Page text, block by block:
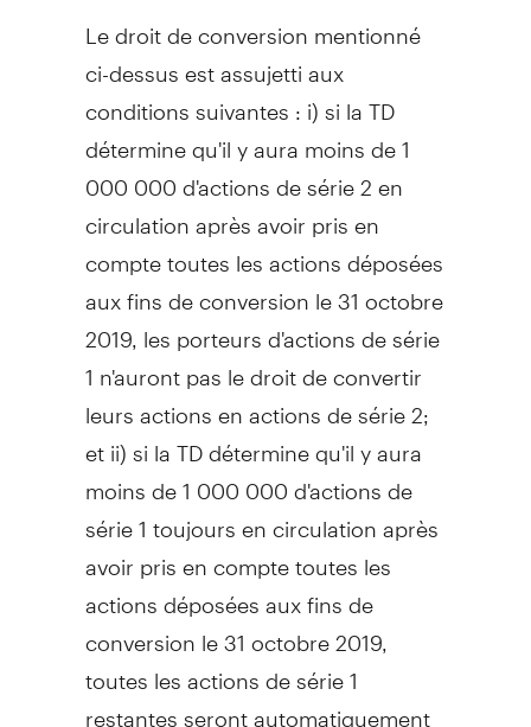
Le droit de conversion mentionné
ci-dessus est assujetti aux
conditions suivantes : i) si la TD
détermine qu'il y aura moins de 1
000 000 d'actions de série 2 en
circulation après avoir pris en
compte toutes les actions déposées
aux fins de conversion le 31 octobre
2019, les porteurs d'actions de série
1 n'auront pas le droit de convertir
leurs actions en actions de série 2;
et ii) si la TD détermine qu'il y aura
moins de 1 000 000 d'actions de
série 1 toujours en circulation après
avoir pris en compte toutes les
actions déposées aux fins de
conversion le 31 octobre 2019,
toutes les actions de série 1
restantes seront automatiquement